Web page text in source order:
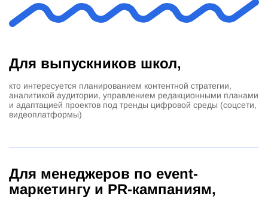
Для выпускников школ,
кто интересуется планированием контентной стратегии,
аналитикой аудитории, управлением редакционными планами
и адаптацией проектов под тренды цифровой среды (соцсети,
видеоплатформы)
Для менеджеров по event-
маркетингу и PR-кампаниям,